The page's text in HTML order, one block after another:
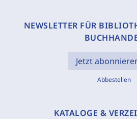
NEWSLETTER FÜR
Jetzt
Abbestellen
KATALOGE &